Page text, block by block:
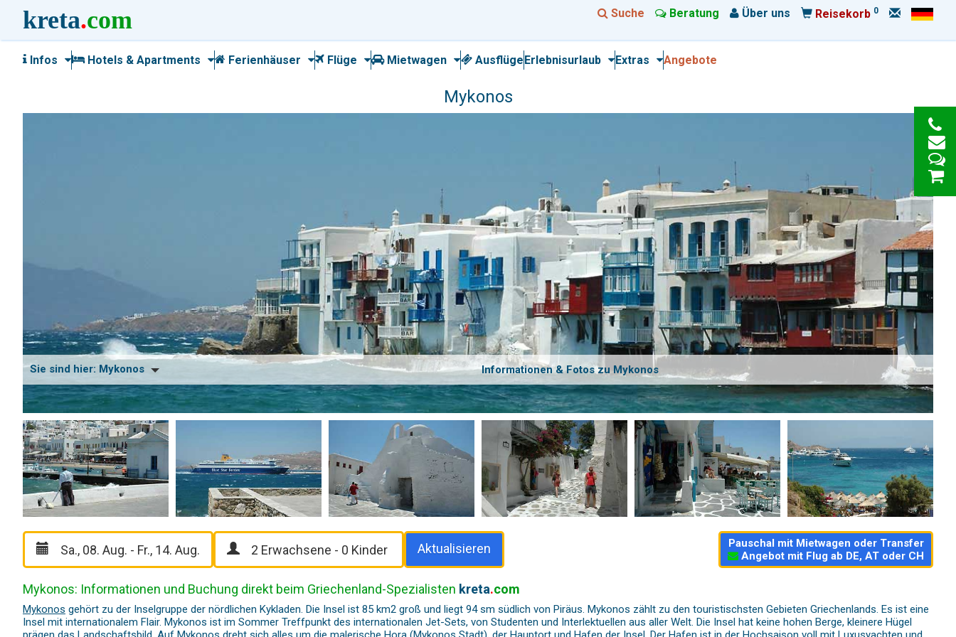
kreta.com Suche Beratung Über uns Reisekorb 0
Infos Hotels & Apartments Ferienhäuser Flüge Mietwagen AusflügeErlebnisurlaub Extras Angebote
Mykonos
Sie sind hier: Mykonos Informationen & Fotos zu Mykonos
Aktualisieren
Pauschal mit Mietwagen oder Transfer
Angebot mit Flug ab DE, AT oder CH
Mykonos: Informationen und Buchung direkt beim Griechenland-Spezialisten kreta.com
Mykonos gehört zu der Inselgruppe der nördlichen Kykladen. Die Insel ist 85 km2 groß und liegt 94 sm südlich von Piräus. Mykonos zählt zu den touristischsten Gebieten Griechenlands. Es ist eine
Insel mit internationalem Flair. Mykonos ist im Sommer Treffpunkt des internationalen Jet-Sets, von Studenten und Interlektuellen aus aller Welt. Die Insel hat keine hohen Berge, kleinere Hügel